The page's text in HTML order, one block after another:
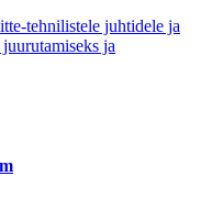
tehnilistele juhtidele ja
ja